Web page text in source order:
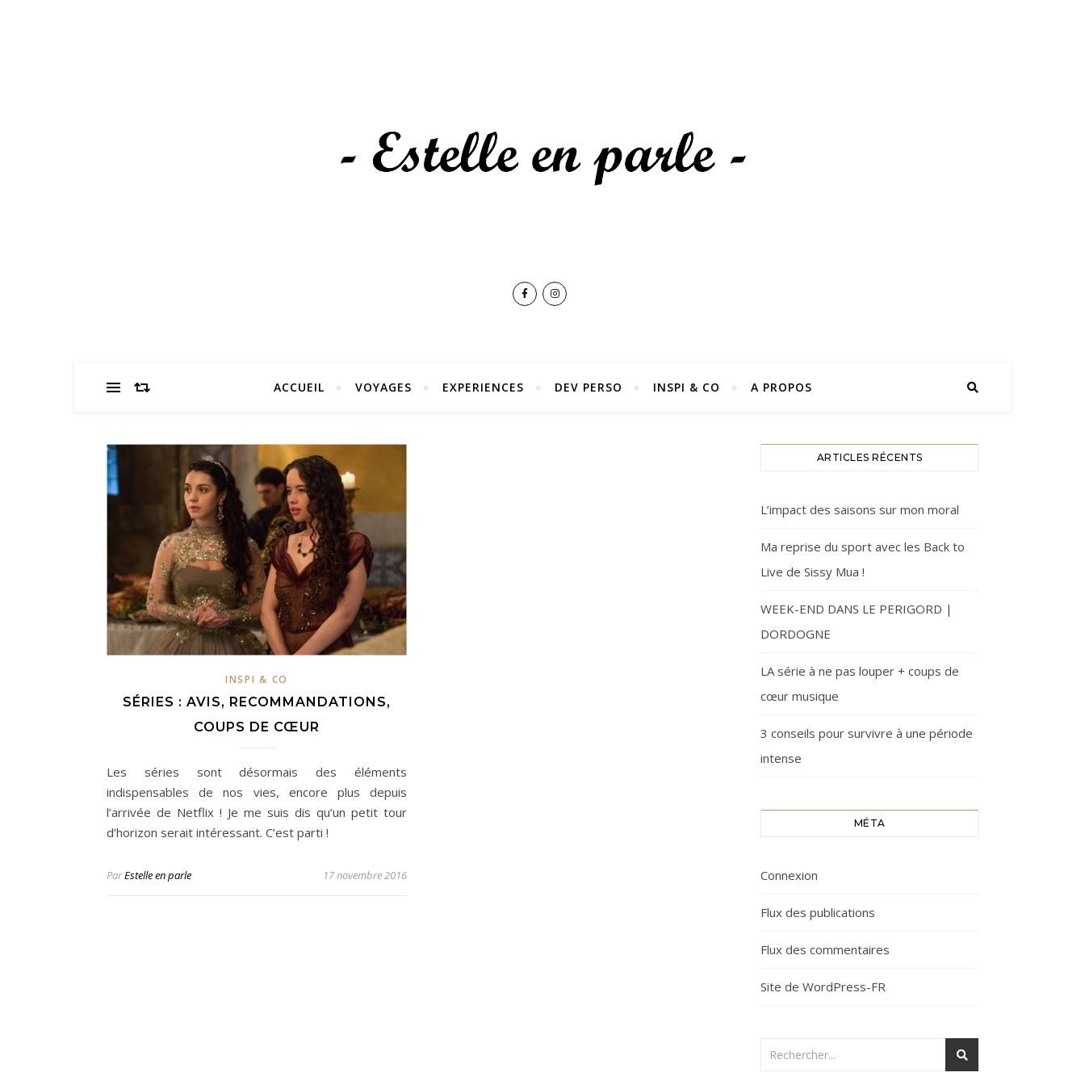
ACCUEIL VOYAGES EXPERIENCES DEV PERSO INSPI & CO A PROPOS
INSPI & CO
SÉRIES : AVIS, RECOMMANDATIONS,
COUPS DE CŒUR
Les séries sont désormais des éléments
indispensables de nos vies, encore plus depuis
l’arrivée de Netflix ! Je me suis dis qu’un petit tour
d’horizon serait intéressant. C’est parti !
ParEstelle en parle 17 novembre 2016
ARTICLES RÉCENTS
L’impact des saisons sur mon moral
Ma reprise du sport avec les Back to
Live de Sissy Mua !
WEEK-END DANS LE PERIGORD |
DORDOGNE
LA série à ne pas louper + coups de
cœur musique
3 conseils pour survivre à une période
intense
MÉTA
Connexion
Flux des publications
Flux des commentaires
Site de WordPress-FR